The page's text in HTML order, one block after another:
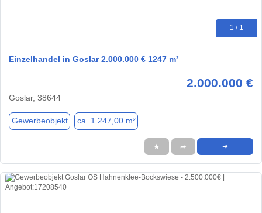
1 / 1
Einzelhandel in Goslar 2.000.000 € 1247 m²
2.000.000 €
Goslar, 38644
Gewerbeobjekt ca. 1.247,00 m²
★ ➦ ➜